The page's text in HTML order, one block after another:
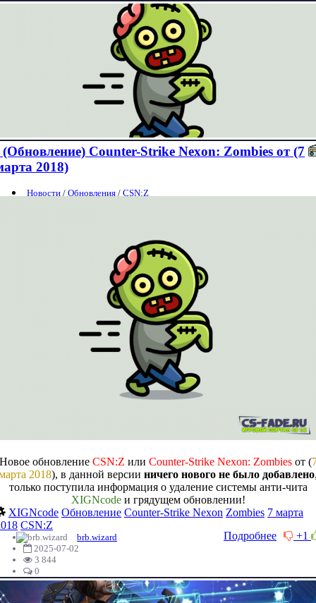
(Обновление) Counter-Strike Nexon: Zombies от (7
2018)
Новости / Обновления / CSN:Z
обновление CSN:Z или Counter-Strike Nexon: Zombiesот (
2018), в данной версии ничего нового не было добавлено
только поступила информация о удаление системы анти-чита
XIGNcodeи грядущем обновлении!
XIGNcode Обновление Counter-Strike Nexon Zombies 7 марта
CSN:Z
+1
Подробнее
brb.wizard
2025-07-02
3 844
0